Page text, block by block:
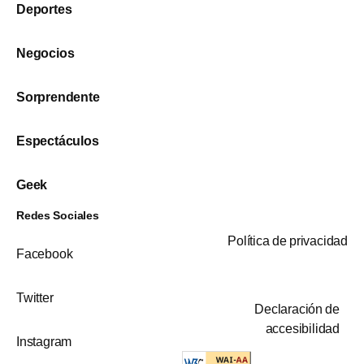
Deportes
Negocios
Sorprendente
Espectáculos
Geek
Redes Sociales
Facebook
Twitter
Instagram
Política de privacidad
Declaración de
accesibilidad